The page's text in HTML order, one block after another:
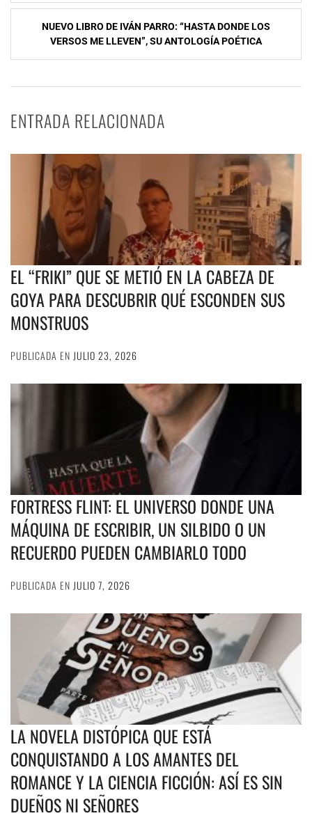
entradasNUEVO LIBRO DE IVÁN PARRO: “HASTA DONDE LOS
VERSOS ME LLEVEN”, SU ANTOLOGÍA POÉTICA
ENTRADA RELACIONADA
EL “FRIKI” QUE SE METIÓ EN LA CABEZA DE
GOYA PARA DESCUBRIR QUÉ ESCONDEN SUS
MONSTRUOS
PUBLICADA EN JULIO 23, 2026
FORTRESS FLINT: EL UNIVERSO DONDE UNA
MÁQUINA DE ESCRIBIR, UN SILBIDO O UN
RECUERDO PUEDEN CAMBIARLO TODO
PUBLICADA EN JULIO 7, 2026
LA NOVELA DISTÓPICA QUE ESTÁ
CONQUISTANDO A LOS AMANTES DEL
ROMANCE Y LA CIENCIA FICCIÓN: ASÍ ES SIN
DUEÑOS NI SEÑORES